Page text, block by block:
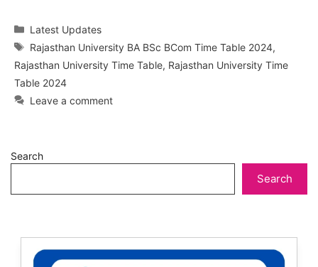
Categories
Latest Updates
Tags
Rajasthan University BA BSc BCom Time Table 2024,
Rajasthan University Time Table, Rajasthan University Time
Table 2024
Leave a comment
Search
Search